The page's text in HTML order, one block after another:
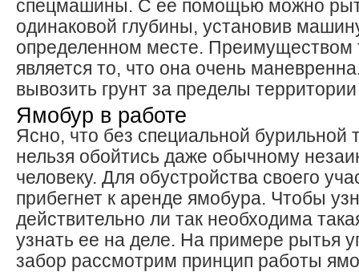
спецмашины. С ее помощью можно
одинаковой глубины, установив
определенном месте. Преимуществом
является то, что она очень
вывозить грунт за пределы
Ямобур в работе
Ясно, что без специальной бурильной
нельзя обойтись даже обычному
человеку. Для обустройства своего
прибегнет к аренде ямобура. Чтобы
действительно ли так необходима
узнать ее на деле. На примере рытья
забор рассмотрим принцип работы